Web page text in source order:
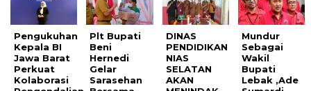
Pengukuhan
Kepala BI
Jawa Barat
Perkuat
Kolaborasi
Plt Bupati
Beni
Hernedi
Gelar
Sarasehan
DINAS
PENDIDIKAN
NIAS
SELATAN
AKAN
Mundur
Sebagai
Wakil
Bupati
Lebak ,Ade